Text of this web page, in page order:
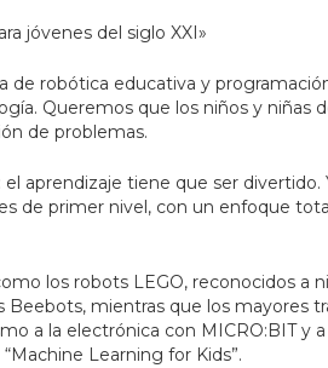
jóvenes del siglo XXI»
de robótica educativa y
Queremos que los niños y niñas
de problemas.
aprendizaje tiene que ser
de primer nivel, con un enfoque
los robots LEGO, reconocidos a
mientras que los mayores
a la electrónica con MICRO:BIT
Learning for Kids”.